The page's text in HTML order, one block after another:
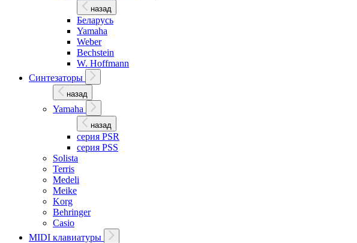
назад
Беларусь
Yamaha
Weber
Bechstein
W. Hoffmann
Синтезаторы
назад
Yamaha
назад
серия PSR
серия PSS
Solista
Terris
Medeli
Meike
Korg
Behringer
Casio
MIDI клавиатуры